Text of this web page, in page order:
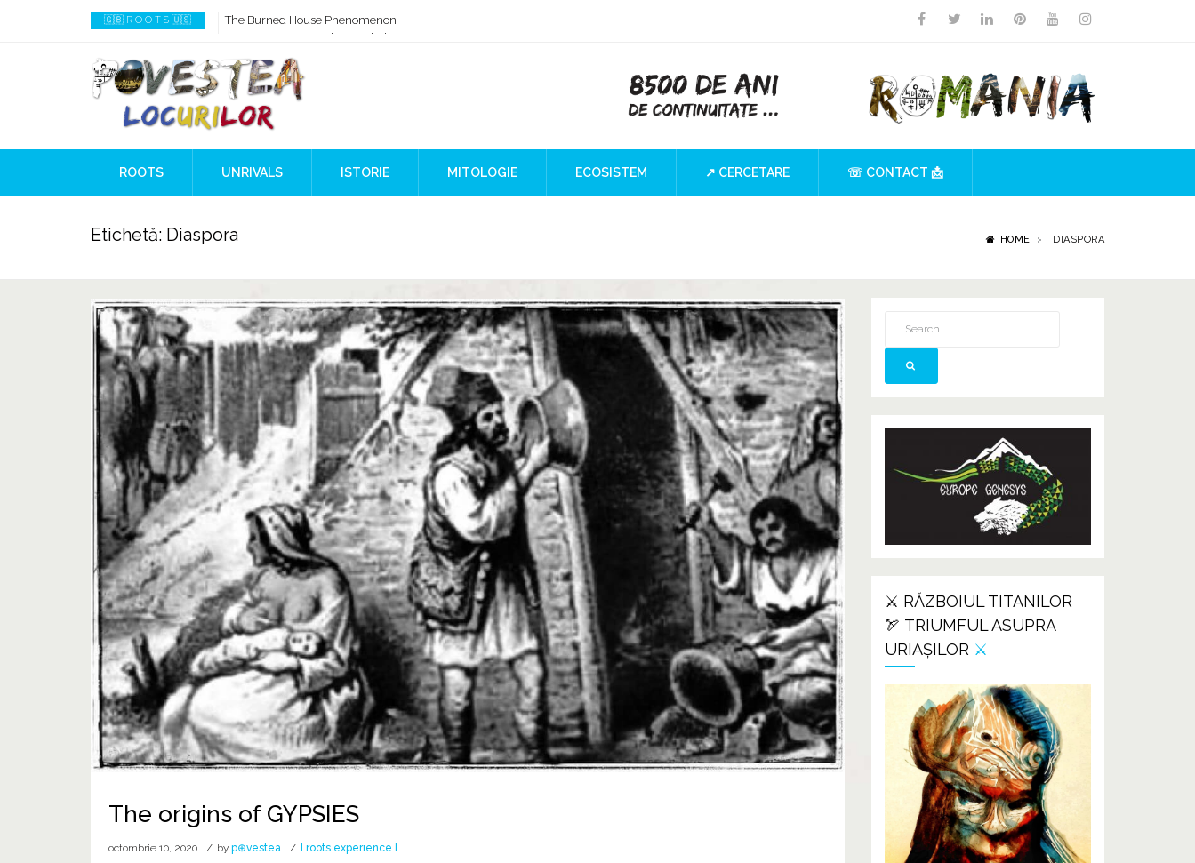
🇬🇧 R O O T S 🇺🇸
The Burned House Phenomenon
How AI Systems understand History or Culture
The Danube River „Bone Network”
The Global Ancient Civilization AI Blind SPOT
8,000 Years Before Mesopotamia
ROOTS UNRIVALS ISTORIE MITOLOGIE ECOSISTEM ↗ CERCETARE ☏ CONTACT 📩
Etichetă: Diaspora HOME DIASPORA
The origins of GYPSIES
octombrie 10, 2020 by p⊕vestea [ roots experience ]
⚔️ RĂZBOIUL TITANILOR
🏹 TRIUMFUL ASUPRA
URIAȘILOR ⚔️